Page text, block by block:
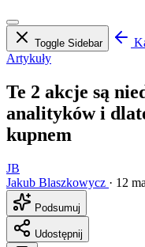
Toggle Sidebar
Artykuły
Te 2 akcje są
analityków i
kupnem
JB
Jakub Blaszkowycz · 12
Podsumuj
Udostępnij